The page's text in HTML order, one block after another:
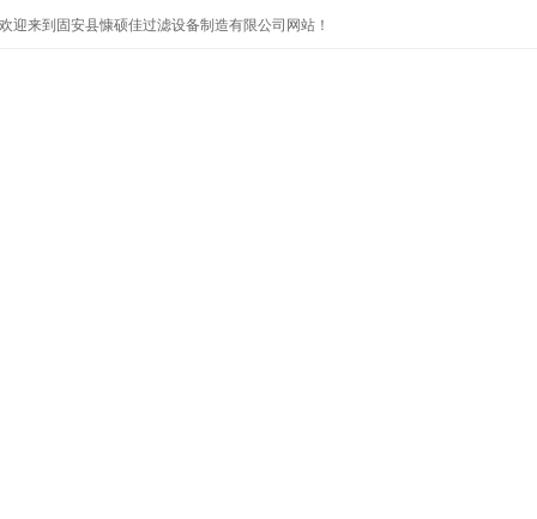
欢迎来到固安县慷硕佳过滤设备制造有限公司网站！